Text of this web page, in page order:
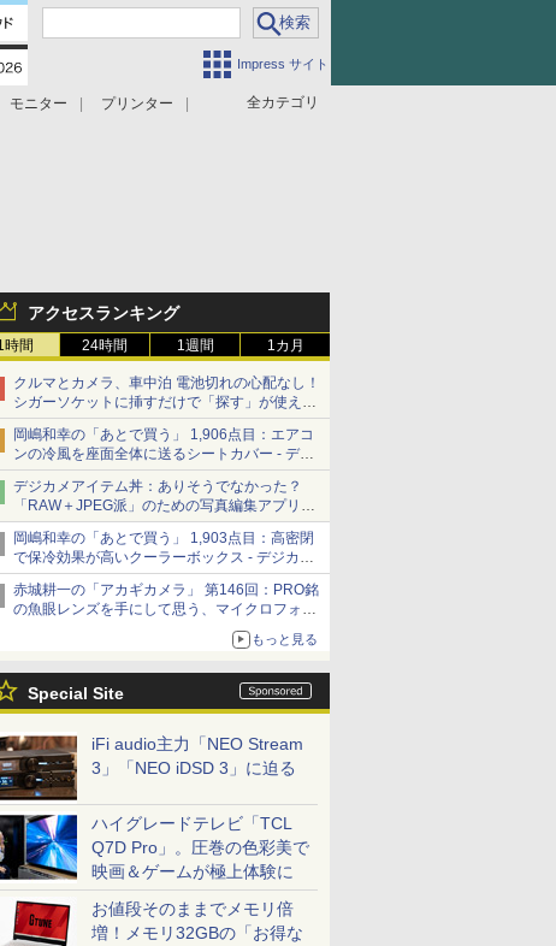
Impress サイト
全カテゴリ
モニター
プリンター
アクセスランキング
時間 24時間 1週間 1カ月
クルマとカメラ、車中泊 電池切れの心配なし！
シガーソケットに挿すだけで「探す」が使える
スマートタグ - デジカメ Watch
岡嶋和幸の「あとで買う」 1,906点目：エアコ
ンの冷風を座面全体に送るシートカバー - デジ
カメ Watch
デジカメアイテム丼：ありそうでなかった？
「RAW＋JPEG派」のための写真編集アプリ
カメラデフォルトのJPEGを大切にする
「Filmator」
岡嶋和幸の「あとで買う」 1,903点目：高密閉
で保冷効果が高いクーラーボックス - デジカメ
Watch
赤城耕一の「アカギカメラ」 第146回：PRO銘
の魚眼レンズを手にして思う、マイクロフォー
もっと見る
Special Site
iFi audio主力「NEO Stream
3」「NEO iDSD 3」に迫る
ハイグレードテレビ「TCL
Q7D Pro」。圧巻の色彩美で
映画＆ゲームが極上体験に
お値段そのままでメモリ倍
増！メモリ32GBの「お得な